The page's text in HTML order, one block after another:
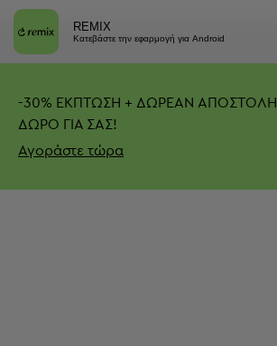
REMIX
Κατεβάστε την εφαρμογή για Android
-30% ΕΚΠΤΩΣΗ + ΔΩΡΕΑΝ ΑΠΟΣΤΟΛΗ
ΔΩΡΟ ΓΙΑ ΣΑΣ!
Αγοράστε τώρα